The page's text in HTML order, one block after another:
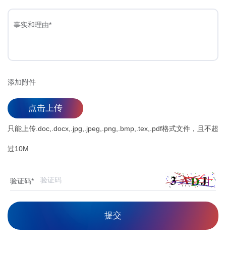
事实和理由*
添加附件
点击上传
只能上传.doc,.docx,.jpg,.jpeg,.png,.bmp,.tex,.pdf格式文件，且不超
过10M
验证码*
提交